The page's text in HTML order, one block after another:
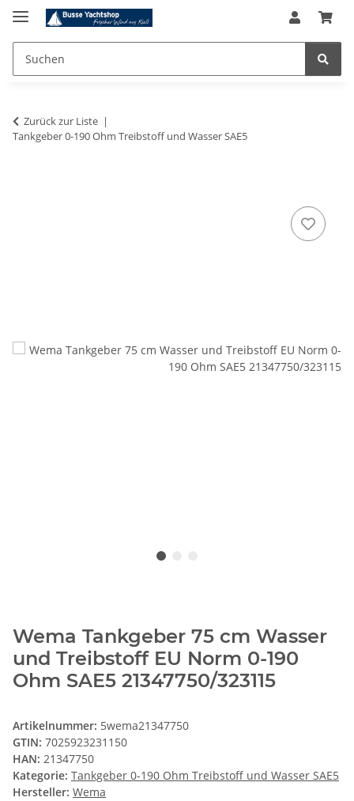
Zurück zur Liste
Tankgeber 0-190 Ohm Treibstoff und Wasser SAE5
Wema Tankgeber 75 cm Wasser
und Treibstoff EU Norm 0-190
Ohm SAE5 21347750/323115
Artikelnummer: 5wema21347750
GTIN: 7025923231150
HAN: 21347750
Kategorie: Tankgeber 0-190 Ohm Treibstoff und Wasser SAE5
Hersteller: Wema